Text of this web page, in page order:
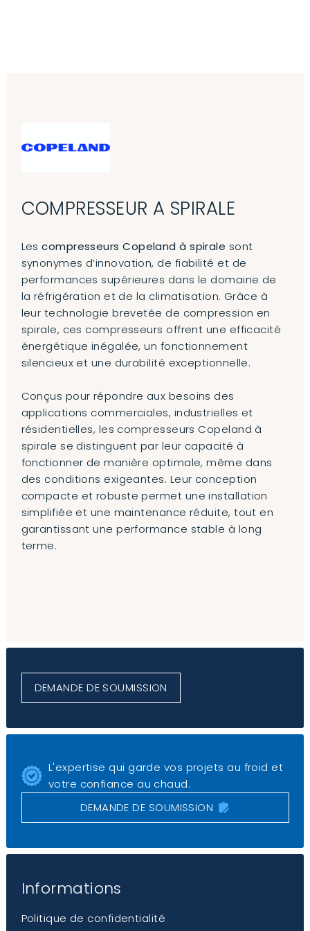
COMPRESSEUR A SPIRALE
Lescompresseurs Copeland à spirale sont
synonymes d’innovation, de fiabilité et de
performances supérieures dans le domaine de
la réfrigération et de la climatisation. Grâce à
leur technologie brevetée de compression en
spirale, ces compresseurs offrent une efficacité
énergétique inégalée, un fonctionnement
silencieux et une durabilité exceptionnelle.
Conçus pour répondre aux besoins des
applications commerciales, industrielles et
résidentielles, les compresseurs Copeland à
spirale se distinguent par leur capacité à
fonctionner de manière optimale, même dans
des conditions exigeantes. Leur conception
compacte et robuste permet une installation
simplifiée et une maintenance réduite, tout en
garantissant une performance stable à long
terme.
DEMANDE DE SOUMISSION
L'expertise qui garde vos projets au froid et
votre confiance au chaud.
DEMANDE DE SOUMISSION
Informations
Politique de confidentialité